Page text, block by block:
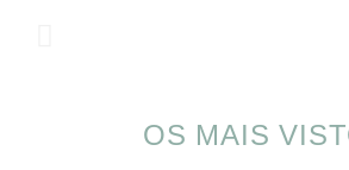
OS MAIS